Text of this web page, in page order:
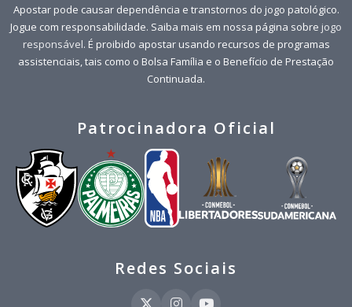
Apostar pode causar dependência e transtornos do jogo patológico.
Jogue com responsabilidade. Saiba mais em nossa página sobre jogo
responsável. É proibido apostar usando recursos de programas
assistenciais, tais como o Bolsa Família e o Benefício de Prestação
Continuada.
Patrocinadora Oficial
Redes Sociais